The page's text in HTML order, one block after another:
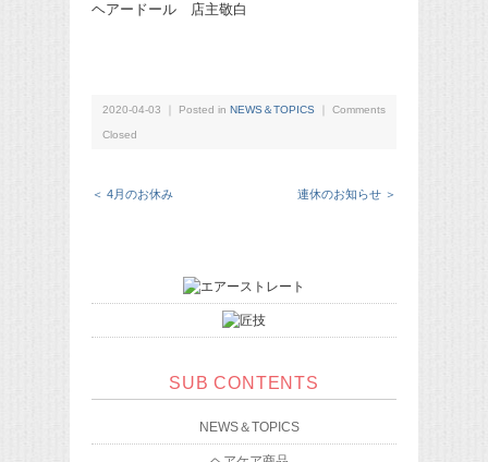
ヘアードール 店主敬白
2020-04-03 ｜ Posted in NEWS＆TOPICS Comments
Closed
＜ 4月のお休み 連休のお知らせ ＞
SUB CONTENTS
NEWS＆TOPICS